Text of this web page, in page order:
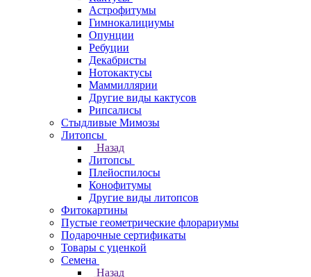
Астрофитумы
Гимнокалициумы
Опунции
Ребуции
Декабристы
Нотокактусы
Маммиллярии
Другие виды кактусов
Рипсалисы
Стыдливые Мимозы
Литопсы
Назад
Литопсы
Плейоспилосы
Конофитумы
Другие виды литопсов
Фитокартины
Пустые геометрические флорариумы
Подарочные сертификаты
Товары с уценкой
Семена
Назад